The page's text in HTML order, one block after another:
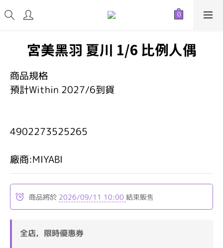
宮美黑羽 夏川 1/6 比例人偶
商品規格
預計Within 2027/6到貨
4902273525265
廠商:MIYABI
商品將於 2026/09/11 10:00 結束販售
全店，限時優惠券